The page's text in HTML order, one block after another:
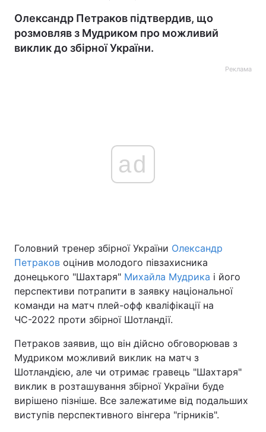
Україна Політика
Економіка Світ
Спорт Наука
Техно і зв'язок Лайт
Зброя Інциденти
Туризм
Цікавинки Погода
Олександр Петраков підтвердив, що
розмовляв з Мудриком про можливий
виклик до збірної України.
Реклама
ad
Головний тренер збірної України Олександр
Петраков оцінив молодого півзахисника
донецького "Шахтаря" Михайла Мудрика і його
перспективи потрапити в заявку національної
команди на матч плей-офф кваліфікації на
ЧС-2022 проти збірної Шотландії.
Петраков заявив, що він дійсно обговорював з
Мудриком можливий виклик на матч з
Шотландією, але чи отримає гравець "Шахтаря"
виклик в розташування збірної України буде
вирішено пізніше. Все залежатиме від подальших
виступів перспективного вінгера "гірників".